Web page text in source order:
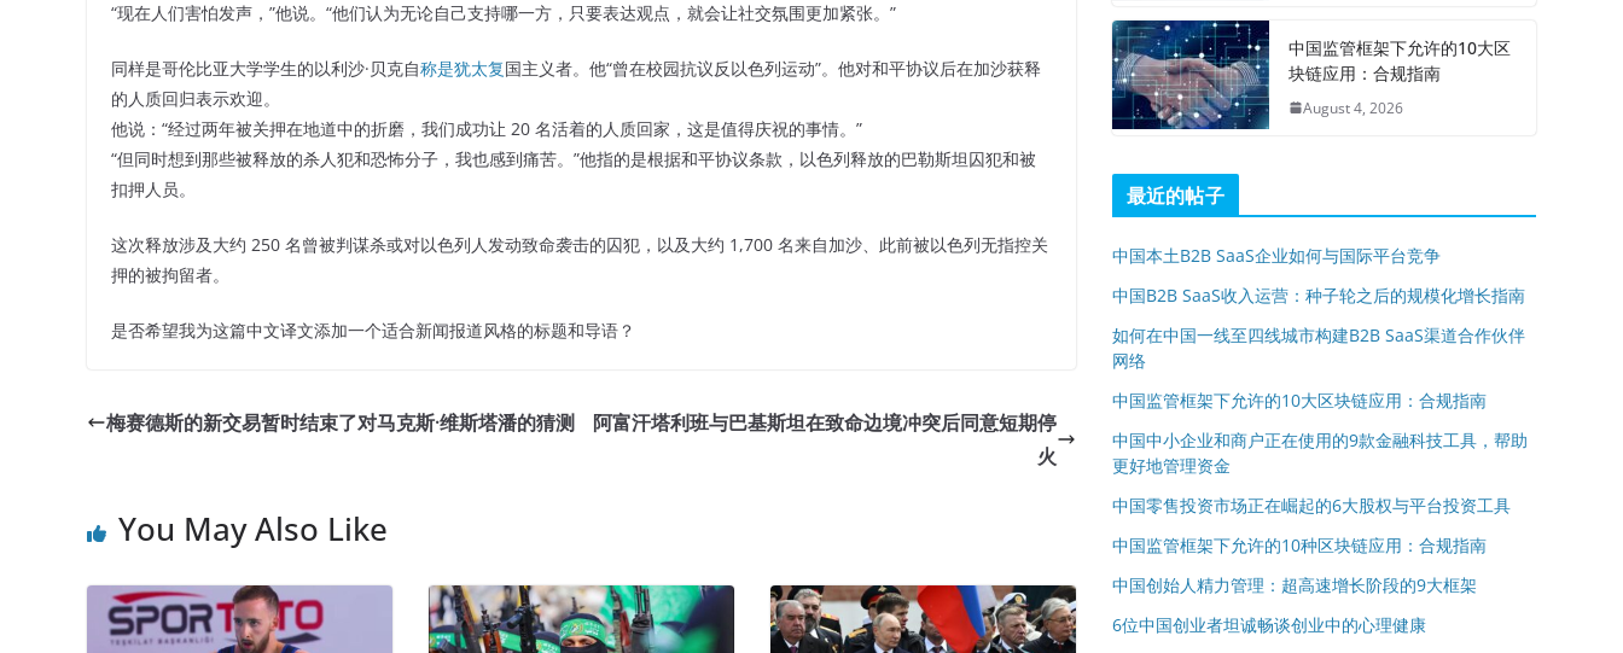
“现在人们害怕发声，”他说。“他们认为无论自己支持哪一方，只要表达观点，就会让社交氛围更加紧张。”
同样是哥伦比亚大学学生的以利沙·贝克自称是犹太复国主义者。他“曾在校园抗议反以色列运动”。他对和平协议后在加沙获释
的人质回归表示欢迎。
他说：“经过两年被关押在地道中的折磨，我们成功让 20 名活着的人质回家，这是值得庆祝的事情。”
“但同时想到那些被释放的杀人犯和恐怖分子，我也感到痛苦。”他指的是根据和平协议条款，以色列释放的巴勒斯坦囚犯和被
扣押人员。
这次释放涉及大约 250 名曾被判谋杀或对以色列人发动致命袭击的囚犯，以及大约 1,700 名来自加沙、此前被以色列无指控关
押的被拘留者。
是否希望我为这篇中文译文添加一个适合新闻报道风格的标题和导语？
梅赛德斯的新交易暂时结束了对马克斯·维斯塔潘的猜测
阿富汗塔利班与巴基斯坦在致命边境冲突后同意短期停
火
You May Also Like
中国监管框架下允许的10大区
块链应用：合规指南
August 4, 2026
最近的帖子
中国本土B2B SaaS企业如何与国际平台竞争
中国B2B SaaS收入运营：种子轮之后的规模化增长指南
如何在中国一线至四线城市构建B2B SaaS渠道合作伙伴
网络
中国监管框架下允许的10大区块链应用：合规指南
中国中小企业和商户正在使用的9款金融科技工具，帮助
更好地管理资金
中国零售投资市场正在崛起的6大股权与平台投资工具
中国监管框架下允许的10种区块链应用：合规指南
中国创始人精力管理：超高速增长阶段的9大框架
6位中国创业者坦诚畅谈创业中的心理健康